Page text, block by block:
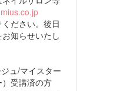
ださい。後日
知らせいたし
ュ/マイスター
受講済の方